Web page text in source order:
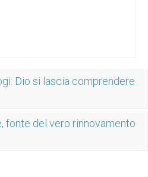
Dio si lascia comprendere
fonte del vero rinnovamento